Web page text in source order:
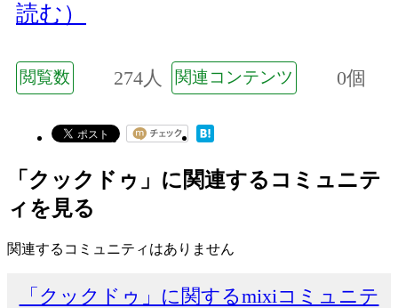
読む）
閲覧数 274人 関連コンテンツ 0個
「クックドゥ」に関連するコミュニテ
ィを見る
関連するコミュニティはありません
「クックドゥ」に関するmixiコミュニテ